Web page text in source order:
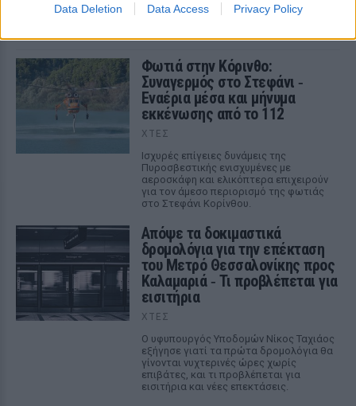
Data Deletion Data Access Privacy Policy
εναέρια φαινόμενα σε ΗΠΑ, Βραζιλία και Αφγανιστάν.
Φωτιά στην Κόρινθο:
Συναγερμός στο Στεφάνι ‑
Εναέρια μέσα και μήνυμα
εκκένωσης από το 112
ΧΤΕΣ
Ισχυρές επίγειες δυνάμεις της
Πυροσβεστικής ενισχυμένες με
αεροσκάφη και ελικόπτερα επιχειρούν
για τον άμεσο περιορισμό της φωτιάς
στο Στεφάνι Κορίνθου.
Απόψε τα δοκιμαστικά
δρομολόγια για την επέκταση
του Μετρό Θεσσαλονίκης προς
Καλαμαριά ‑ Τι προβλέπεται για
εισιτήρια
ΧΤΕΣ
Ο υφυπουργός Υποδομών Νίκος Ταχιάος
εξήγησε γιατί τα πρώτα δρομολόγια θα
γίνονται νυχτερινές ώρες χωρίς
επιβάτες, και τι προβλέπεται για
εισιτήρια και νέες επεκτάσεις.